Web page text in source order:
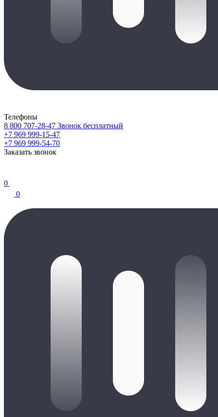
Телефоны
8 800 707-28-47 Звонок бесплатный
+7 969 999-15-47
+7 969 999-54-70
Заказать звонок
0
0